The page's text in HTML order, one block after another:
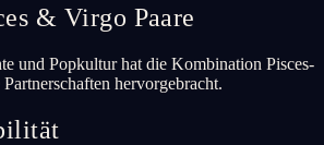
& Virgo Paare
und Popkultur hat die Kombination Pisces-
hervorgebracht.